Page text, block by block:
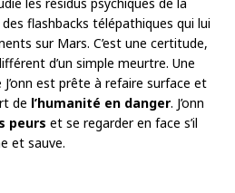
des flashbacks télépathiques qui lui
sur Mars. C’est une certitude,
d’un simple meurtre. Une
est prête à refaire surface et
de l’humanité en danger. J’onn
peurs et se regarder en face s’il
et sauve.